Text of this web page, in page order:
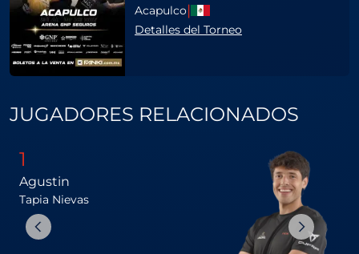
Acapulco|
Detalles del Torneo
JUGADORES RELACIONADOS
Agustin
Tapia Nievas
1